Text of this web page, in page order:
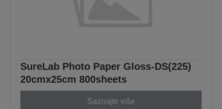
SureLab Photo Paper Gloss-DS(225)
20cmx25cm 800sheets
Saznajte više